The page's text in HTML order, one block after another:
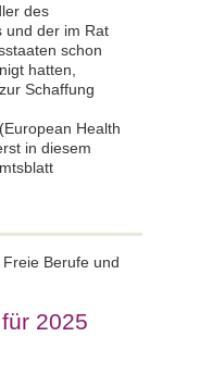
des
und der im Rat
schon
hatten,
Schaffung
Health
in diesem
Berufe und
2025